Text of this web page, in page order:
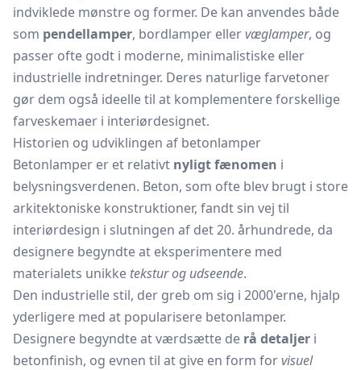
indviklede mønstre og former. De kan anvendes både
som pendellamper, bordlamper ellervæglamper, og
passer ofte godt i moderne, minimalistiske eller
industrielle indretninger. Deres naturlige farvetoner
gør dem også ideelle til at komplementere forskellige
farveskemaer i interiørdesignet.
Historien og udviklingen af betonlamper
Betonlamper er et relativt nyligt fænomen i
belysningsverdenen. Beton, som ofte blev brugt i store
arkitektoniske konstruktioner, fandt sin vej til
interiørdesign i slutningen af det 20. århundrede, da
designere begyndte at eksperimentere med
materialets unikke tekstur og udseende.
Den industrielle stil, der greb om sig i 2000'erne, hjalp
yderligere med at popularisere betonlamper.
Designere begyndte at værdsætte de rå detaljer i
betonfinish, og evnen til at give en form forvisuel